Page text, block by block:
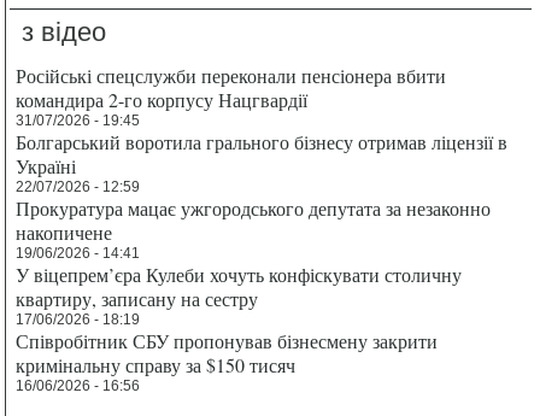
з відео
Російські спецслужби переконали пенсіонера вбити
командира 2-го корпусу Нацгвардії
31/07/2026 - 19:45
Болгарський воротила грального бізнесу отримав ліцензії в
Україні
22/07/2026 - 12:59
Прокуратура мацає ужгородського депутата за незаконно
накопичене
19/06/2026 - 14:41
У віцепрем’єра Кулеби хочуть конфіскувати столичну
квартиру, записану на сестру
17/06/2026 - 18:19
Співробітник СБУ пропонував бізнесмену закрити
кримінальну справу за $150 тисяч
16/06/2026 - 16:56